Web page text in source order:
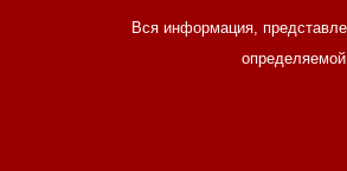
Вся информация,